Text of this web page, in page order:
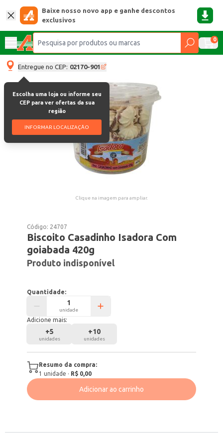
Baixe nosso novo app e ganhe descontos
exclusivos
0
Entregue no CEP: 02170-901
Escolha uma loja ou informe seu
CEP para ver ofertas da sua
região
INFORMAR LOCALIZAÇÃO
Clique na imagem para ampliar.
Código: 24707
Biscoito Casadinho Isadora Com
goiabada 420g
Produto indisponível
Quantidade:
unidade
Adicione mais:
+5
unidades
+10
unidades
Resumo da compra:
1 unidade · R$ 0,00
Adicionar ao carrinho